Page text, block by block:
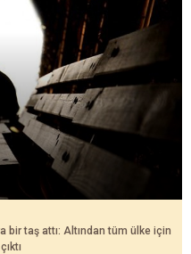
bir taş attı: Altından tüm ülke için